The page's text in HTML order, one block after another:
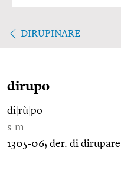
DIRUPINARE
dirupo
di rù po
s.m.
1305-06; der. di dirupare.